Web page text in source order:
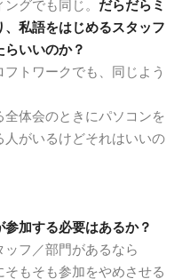
グでも同じ。 だらだらミ
私語をはじめるスタッフ
いいのか？
トワークでも、同じよう
体会のときにパソコンを
がいるけどそれはいいの
加する必要はあるか？
フ／部門があるなら
もそも参加をやめさせる